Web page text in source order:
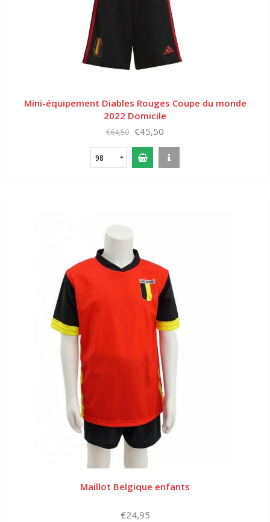
Mini-équipement Diables Rouges Coupe du monde
2022 Domicile
€64,50 €45,50
98
Maillot Belgique enfants
€24,95